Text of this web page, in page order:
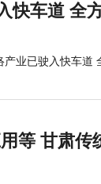
快车道 全
产业已驶入快车道
等 甘肃传